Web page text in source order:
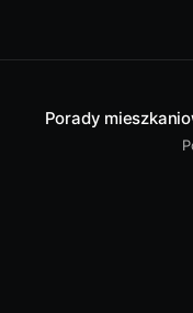
znacząco się
Porady